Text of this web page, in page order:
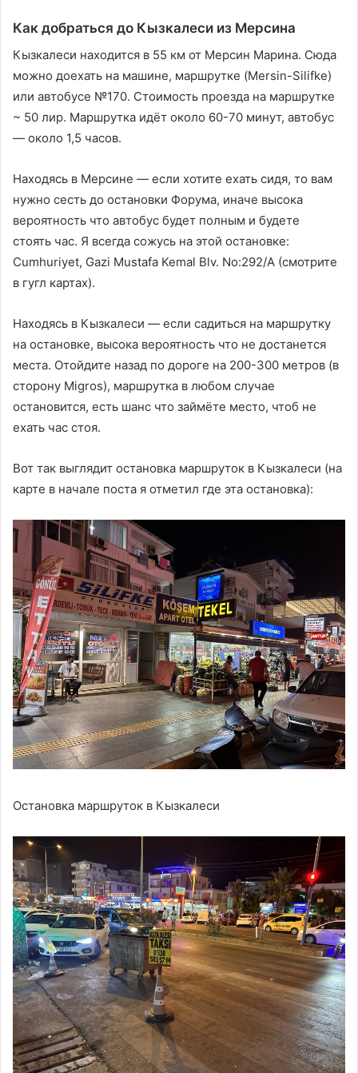
Как добраться до Кызкалеси из Мерсина
Кызкалеси находится в 55 км от Мерсин Марина. Сюда
можно доехать на машине, маршрутке (Mersin-Silifke)
или автобусе №170. Стоимость проезда на маршрутке
~ 50 лир. Маршрутка идёт около 60-70 минут, автобус
— около 1,5 часов.
Находясь в Мерсине — если хотите ехать сидя, то вам
нужно сесть до остановки Форума, иначе высока
вероятность что автобус будет полным и будете
стоять час. Я всегда сожусь на этой остановке:
Cumhuriyet, Gazi Mustafa Kemal Blv. No:292/A (смотрите
в гугл картах).
Находясь в Кызкалеси — если садиться на маршрутку
на остановке, высока вероятность что не достанется
места. Отойдите назад по дороге на 200-300 метров (в
сторону Migros), маршрутка в любом случае
остановится, есть шанс что займёте место, чтоб не
ехать час стоя.
Вот так выглядит остановка маршруток в Кызкалеси (на
карте в начале поста я отметил где эта остановка):
Остановка маршруток в Кызкалеси